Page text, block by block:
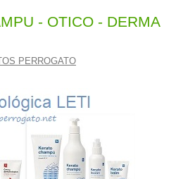
- OTICO - DERMA
PERROGATO